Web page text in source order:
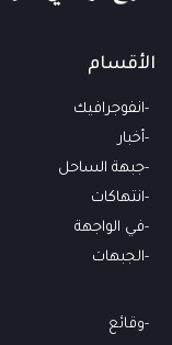
الأقسام
انفوجرافيك
أخبار
جبهة الساحل
انتهاكات
في الواجهة
الجبهات
وقائع